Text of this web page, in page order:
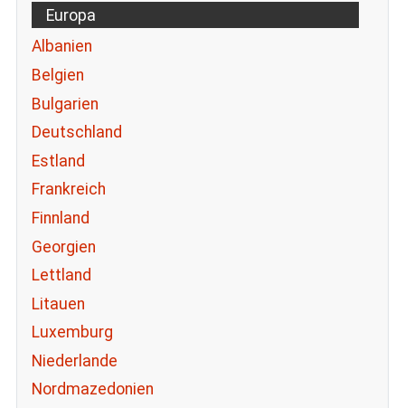
Europa
Albanien
Belgien
Bulgarien
Deutschland
Estland
Frankreich
Finnland
Georgien
Lettland
Litauen
Luxemburg
Niederlande
Nordmazedonien